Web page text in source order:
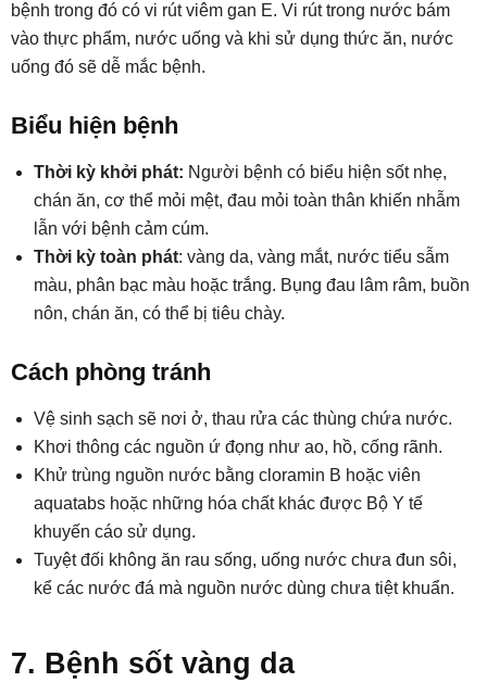
bệnh trong đó có vi rút viêm gan E. Vi rút trong nước bám
vào thực phẩm, nước uống và khi sử dụng thức ăn, nước
uống đó sẽ dễ mắc bệnh.
Biểu hiện bệnh
Thời kỳ khởi phát: Người bệnh có biểu hiện sốt nhẹ,
chán ăn, cơ thể mỏi mệt, đau mỏi toàn thân khiến nhẫm
lẫn với bệnh cảm cúm.
Thời kỳ toàn phát: vàng da, vàng mắt, nước tiểu sẫm
màu, phân bạc màu hoặc trắng. Bụng đau lâm râm, buồn
nôn, chán ăn, có thể bị tiêu chày.
Cách phòng tránh
Vệ sinh sạch sẽ nơi ở, thau rửa các thùng chứa nước.
Khơi thông các nguồn ứ đọng như ao, hồ, cống rãnh.
Khử trùng nguồn nước bằng cloramin B hoặc viên
aquatabs hoặc những hóa chất khác được Bộ Y tế
khuyến cáo sử dụng.
Tuyệt đối không ăn rau sống, uống nước chưa đun sôi,
kể các nước đá mà nguồn nước dùng chưa tiệt khuẩn.
7. Bệnh sốt vàng da